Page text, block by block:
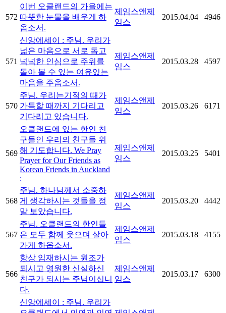
572
이번 오클랜드의 가을에는
따뜻한 눈물을 배우게 하
옵소서.
제임스앤제
임스
2015.04.04 4946
571
신앙에세이 : 주님. 우리가
넓은 마음으로 서로 돕고
넉넉한 인심으로 주위를
돌아 볼 수 있는 여유있는
마음을 주옵소서.
제임스앤제
임스
2015.03.28 4597
570
주님. 우리는기적의 때가
가득할 때까지 기다리고
기다리고 있습니다.
제임스앤제
임스
2015.03.26 6171
569
오클랜드에 있는 한인 친
구들인 우리의 친구들 위
해 기도합니다. We Pray
Prayer for Our Friends as
Korean Friends in Auckland
:
제임스앤제
임스
2015.03.25 5401
568
주님. 하나님께서 소중하
게 생각하시는 것들을 정
말 보았습니다.
제임스앤제
임스
2015.03.20 4442
567
주님. 오클랜드의 한인들
은 모두 함께 웃으며 살아
가게 하옵소서.
제임스앤제
임스
2015.03.18 4155
566
항상 임재하시는 원조가
되시고 영원한 신실하신
친구가 되시는 주님이십니
다.
제임스앤제
임스
2015.03.17 6300
신앙에세이 : 주님. 우리가